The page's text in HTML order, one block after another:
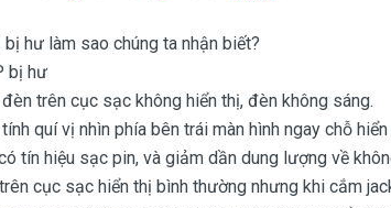
hư làm sao chúng ta nhận biết?
bị hư
trên cục sạc không hiển thị, đèn không sáng.
quí vị nhìn phía bên trái màn hình ngay chỗ
tín hiệu sạc pin, và giảm dần dung lượng về
cục sạc hiển thị bình thường nhưng khi cắm